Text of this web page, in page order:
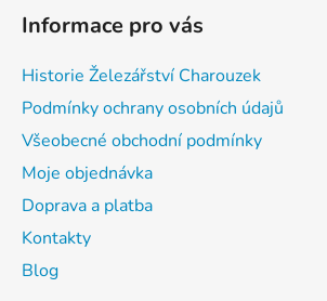
Informace pro vás
Historie Železářství Charouzek
Podmínky ochrany osobních údajů
Všeobecné obchodní podmínky
Moje objednávka
Doprava a platba
Kontakty
Blog